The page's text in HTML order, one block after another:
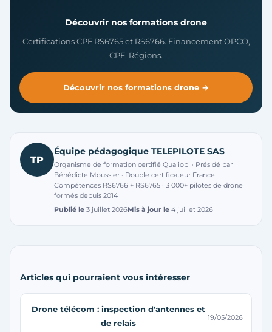
Découvrir nos formations drone
Certifications CPF RS6765 et RS6766. Financement OPCO,
CPF, Régions.
Découvrir nos formations drone →
TP
Équipe pédagogique TELEPILOTE SAS
Organisme de formation certifié Qualiopi · Présidé par
Bénédicte Moussier · Double certificateur France
Compétences RS6766 + RS6765 · 3 000+ pilotes de drone
formés depuis 2014
Publié le 3 juillet 2026Mis à jour le 4 juillet 2026
Articles qui pourraient vous intéresser
Drone télécom : inspection d'antennes et
de relais
19/05/2026